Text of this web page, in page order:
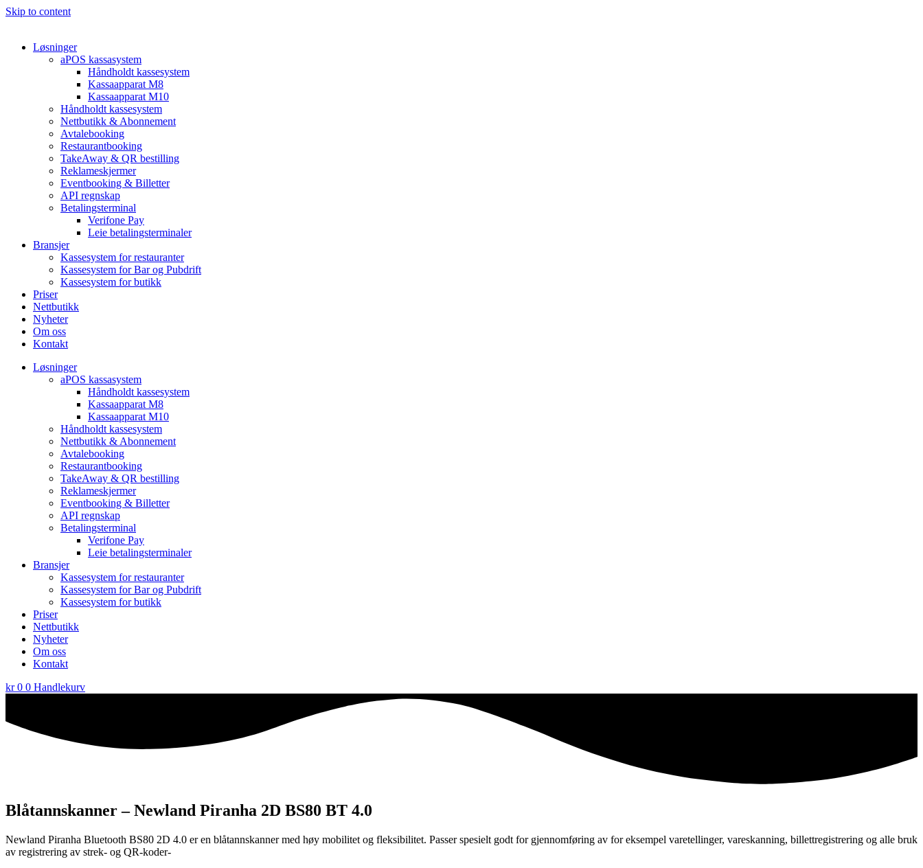
Skip to content
Løsninger
aPOS kassasystem
Håndholdt kassesystem
Kassaapparat M8
Kassaapparat M10
Håndholdt kassesystem
Nettbutikk & Abonnement
Avtale­booking
Restaurantbooking
TakeAway & QR bestilling
Reklameskjermer
Eventbooking & Billetter
API regnskap
Betalingsterminal
Verifone Pay
Leie betalingsterminaler
Bransjer
Kassesystem for restauranter
Kassesystem for Bar og Pubdrift
Kassesystem for butikk
Priser
Nettbutikk
Nyheter
Om oss
Kontakt
Løsninger
aPOS kassasystem
Håndholdt kassesystem
Kassaapparat M8
Kassaapparat M10
Håndholdt kassesystem
Nettbutikk & Abonnement
Avtale­booking
Restaurantbooking
TakeAway & QR bestilling
Reklameskjermer
Eventbooking & Billetter
API regnskap
Betalingsterminal
Verifone Pay
Leie betalingsterminaler
Bransjer
Kassesystem for restauranter
Kassesystem for Bar og Pubdrift
Kassesystem for butikk
Priser
Nettbutikk
Nyheter
Om oss
Kontakt
kr0 0 Handlekurv
Blåtannskanner – Newland Piranha 2D BS80 BT 4.0
Newland Piranha Bluetooth BS80 2D 4.0 er en blåtannskanner med høy mobilitet og fleksibilitet. Passer spesielt godt for gjennomføring av for eksempel varetellinger, vareskanning, billettregistrering og alle bruk
av registrering av strek- og QR-koder-